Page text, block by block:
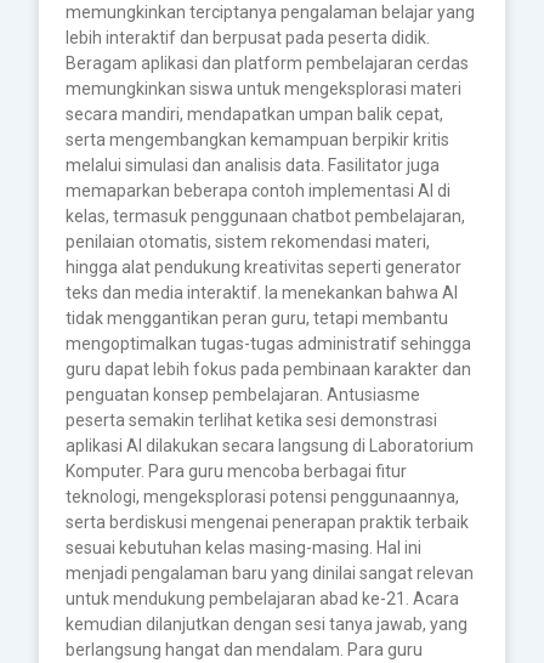
memungkinkan terciptanya pengalaman belajar yang
lebih interaktif dan berpusat pada peserta didik.
Beragam aplikasi dan platform pembelajaran cerdas
memungkinkan siswa untuk mengeksplorasi materi
secara mandiri, mendapatkan umpan balik cepat,
serta mengembangkan kemampuan berpikir kritis
melalui simulasi dan analisis data. Fasilitator juga
memaparkan beberapa contoh implementasi AI di
kelas, termasuk penggunaan chatbot pembelajaran,
penilaian otomatis, sistem rekomendasi materi,
hingga alat pendukung kreativitas seperti generator
teks dan media interaktif. Ia menekankan bahwa AI
tidak menggantikan peran guru, tetapi membantu
mengoptimalkan tugas-tugas administratif sehingga
guru dapat lebih fokus pada pembinaan karakter dan
penguatan konsep pembelajaran. Antusiasme
peserta semakin terlihat ketika sesi demonstrasi
aplikasi AI dilakukan secara langsung di Laboratorium
Komputer. Para guru mencoba berbagai fitur
teknologi, mengeksplorasi potensi penggunaannya,
serta berdiskusi mengenai penerapan praktik terbaik
sesuai kebutuhan kelas masing-masing. Hal ini
menjadi pengalaman baru yang dinilai sangat relevan
untuk mendukung pembelajaran abad ke-21. Acara
kemudian dilanjutkan dengan sesi tanya jawab, yang
berlangsung hangat dan mendalam. Para guru